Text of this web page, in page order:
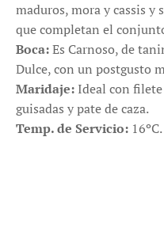
maduros, mora y cassis y
que completan el
Boca:Es Carnoso, de
Dulce, con un postgusto
Maridaje: Ideal con
guisadas y pate de caza.
Temp. de Servicio: 16ºC.